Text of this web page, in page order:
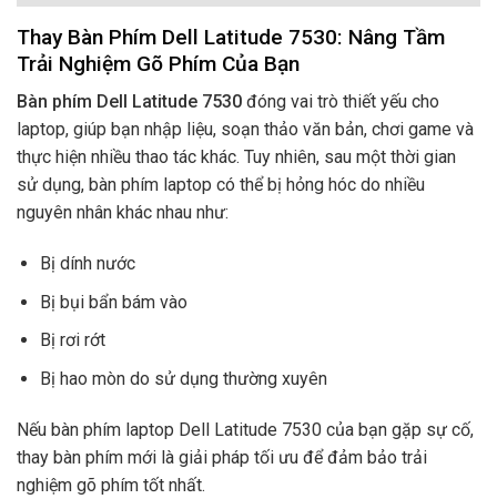
Thay Bàn Phím Dell Latitude 7530: Nâng Tầm
Trải Nghiệm Gõ Phím Của Bạn
Bàn phím Dell Latitude 7530 đóng vai trò thiết yếu cho
laptop, giúp bạn nhập liệu, soạn thảo văn bản, chơi game và
thực hiện nhiều thao tác khác. Tuy nhiên, sau một thời gian
sử dụng, bàn phím laptop có thể bị hỏng hóc do nhiều
nguyên nhân khác nhau như:
Bị dính nước
Bị bụi bẩn bám vào
Bị rơi rớt
Bị hao mòn do sử dụng thường xuyên
Nếu bàn phím laptop Dell Latitude 7530 của bạn gặp sự cố,
thay bàn phím mới là giải pháp tối ưu để đảm bảo trải
nghiệm gõ phím tốt nhất.